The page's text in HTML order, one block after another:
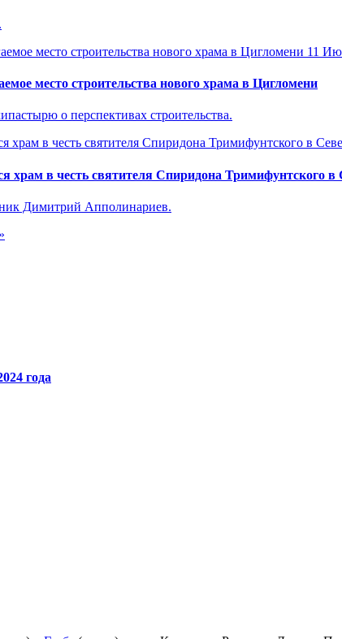
11
место строительства нового храма в Цигломени
о перспективах строительства.
храм в честь святителя Спиридона Тримифунтского в
Димитрий Апполинариев.
года